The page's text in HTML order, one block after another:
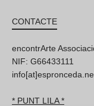
CONTACTE
encontrArte
NIF: G66433111
* PUNT LILA *